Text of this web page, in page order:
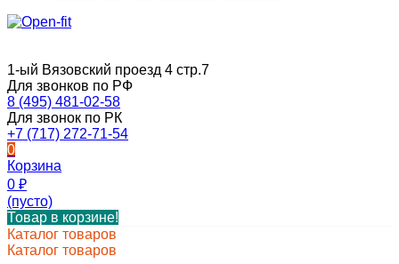
1-ый Вязовский проезд 4 стр.7
Для звонков по РФ
8 (495) 481-02-58
Для звонок по РК
+7 (717) 272-71-54
0
Корзина
0 ₽
(пусто)
Товар в корзине!
Каталог товаров
Каталог товаров